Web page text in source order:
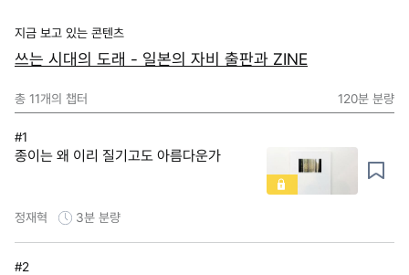
지금 보고 있는 콘텐츠
쓰는 시대의 도래 - 일본의 자비 출판과 ZINE
총 11개의 챕터 120분 분량
#1
종이는 왜 이리 질기고도 아름다운가
정재혁 3분 분량
#2